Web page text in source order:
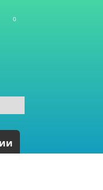
0